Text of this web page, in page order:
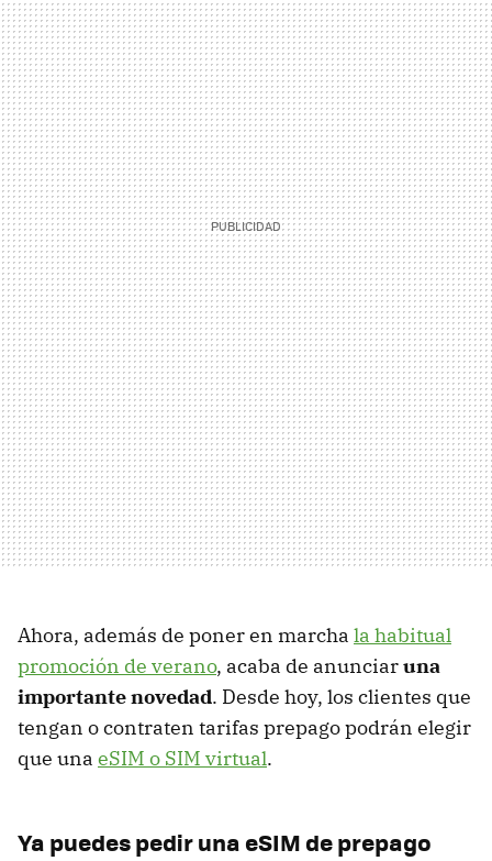
Ahora, además de poner en marcha la habitual
promoción de verano, acaba de anunciaruna
importante novedad. Desde hoy, los clientes que
tengan o contraten tarifas prepago podrán elegir
que una eSIM o SIM virtual.
Ya puedes pedir una eSIM de prepago